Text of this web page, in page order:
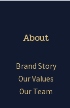
About
Brand Story
Our Values
Our Team